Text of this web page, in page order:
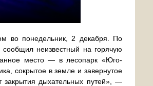
во понедельник, 2 декабря. По
сообщил неизвестный на горячую
место — в лесопарк «Юго-
сокрытое в земле и завернутое
закрытия дыхательных путей», —